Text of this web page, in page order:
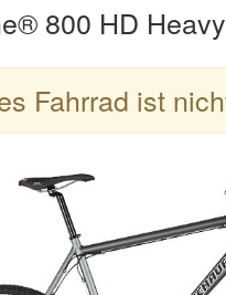
800 HD
Fahrrad ist